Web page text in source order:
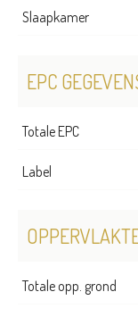
Slaapkamer
EPC
Totale EPC
Label
Totale opp. grond